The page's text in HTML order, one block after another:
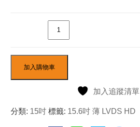
加入購物車
加入追蹤清單
分類: 15吋 標籤: 15.6吋 薄 LVDS HD